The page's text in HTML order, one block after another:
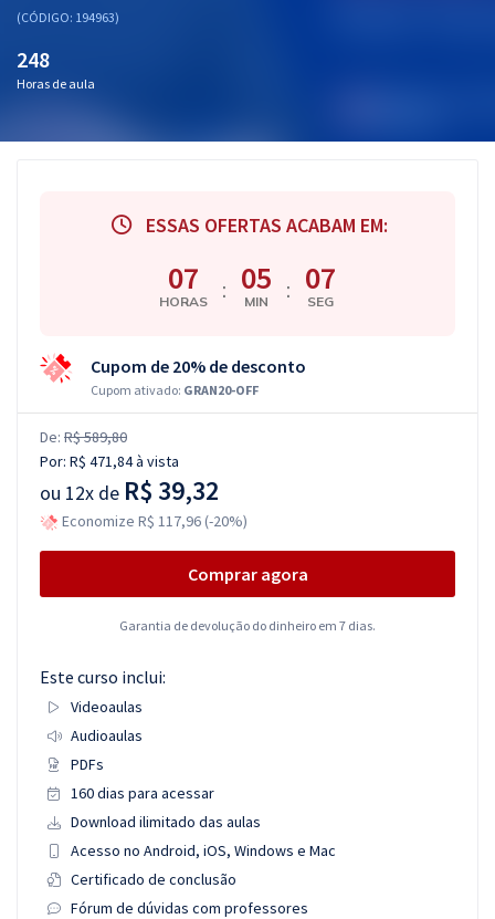
Aprovados
(CÓDIGO: 194963)
248
Horas de aula
ESSAS OFERTAS ACABAM EM:
07
HORAS : 05
MIN : 07
SEG
Cupom de 20% de desconto
Cupom ativado: GRAN20-OFF
De: R$ 589,80
Por: R$ 471,84à vista
ou 12x de R$ 39,32
Economize R$ 117,96 (-20%)
Comprar agora
Garantia de devolução do dinheiro em 7 dias.
Este curso inclui:
Videoaulas
Audioaulas
PDFs
160 dias para acessar
Download ilimitado das aulas
Acesso no Android, iOS, Windows e Mac
Certificado de conclusão
Fórum de dúvidas com professores